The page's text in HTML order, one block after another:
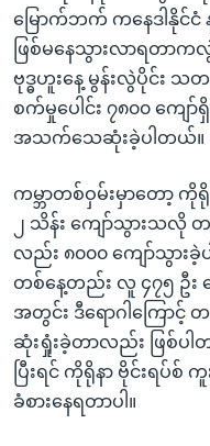
မြောက်ဘက် ကနေဒါနို
ဖြစ်မနေသွားလာရတာ
ဗုဒ္ဓဟူးနေ့ မွန်းလွဲပိုင်း
စက်မှုပေါင်း ၇၈၀၀ ကျော်ရှိ
အသက်သေဆုံးခဲ့ပါတယ်။
ကမ္ဘာတစ်ဝှမ်းမှာတော့ ကိုရို
၂ သိန်း ကျော်သွားသလို
လည်း ၈၀၀၀ ကျော်သွား
တစ်နေ့တည်း လူ ၄၇၅ ဦး
အတွင်း ဒီရောဂါကြော
ဆုံးရှုံးခဲ့တာလည်း ဖြစ်
ပြီးရင် ကိုရိုနာ ဗိုင်းရပ်စ်
ခံစားနေရတာပါ။